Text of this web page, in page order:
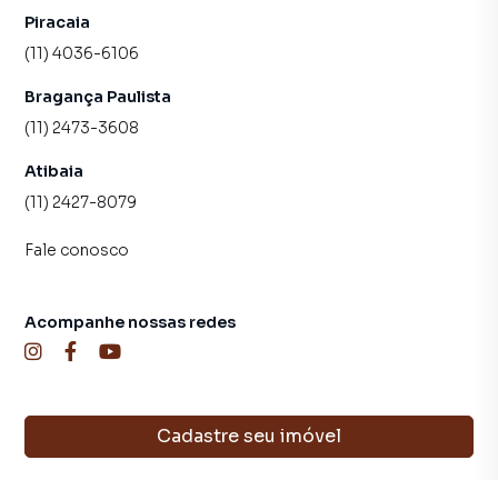
Piracaia
(11) 4036-6106
Bragança Paulista
(11) 2473-3608
Atibaia
(11) 2427-8079
Fale conosco
Cadastre seu imóvel
Acompanhe nossas redes